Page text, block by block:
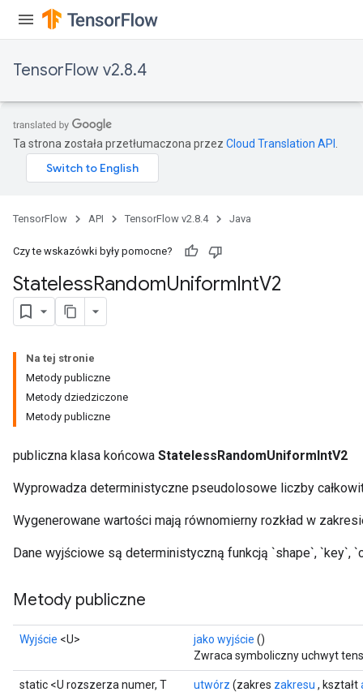
TensorFlow v2.8.4
Ta strona została przetłumaczona przez Cloud Translation API
TensorFlow API TensorFlow v2.8.4 Java
Czy te wskazówki były pomocne?
StatelessRandomUniformIntV2
Na tej stronie
Metody publiczne
Metody dziedziczone
Metody publiczne
publiczna klasa końcowa StatelessRandomUniformIntV2
Wyprowadza deterministyczne pseudolosowe liczby
Wygenerowane wartości mają równomierny rozkład w
Dane wyjściowe są deterministyczną funkcją `shape`, `key`,
Metody publiczne
Wyjście <U> jako wyjście ()
Zwraca symboliczny uchwyt
static <U rozszerza numer, T
utwórz (zakres zakresu , kształt